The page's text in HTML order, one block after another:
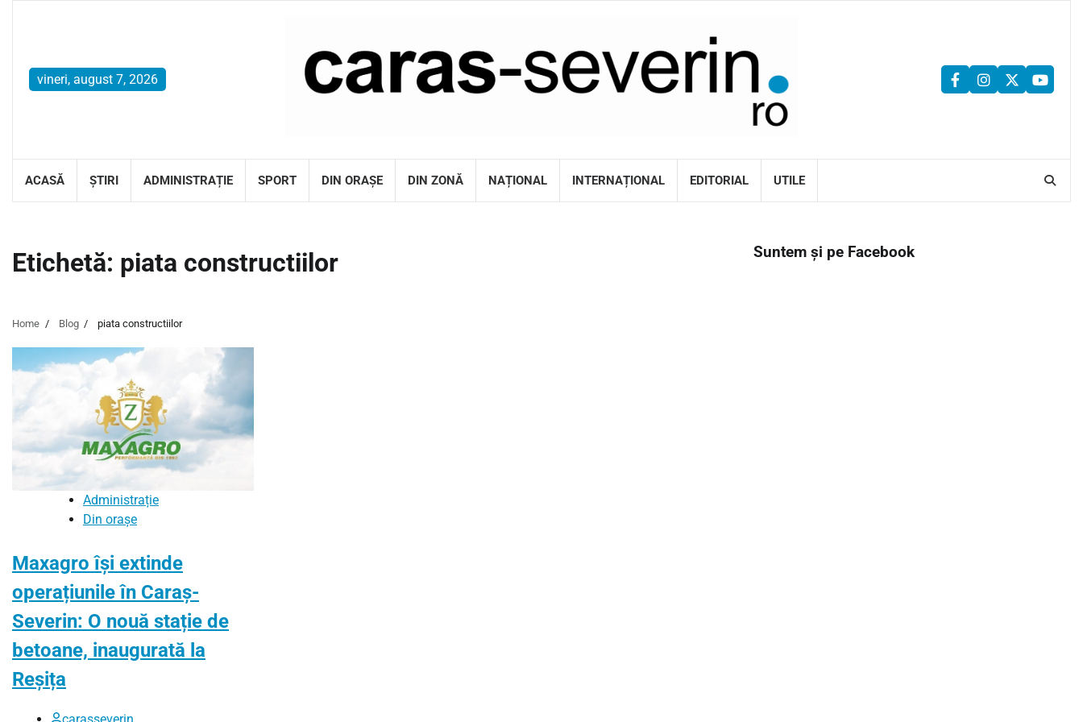
vineri, august 7, 2026
facebookinstagram
twitter
ACASĂ ȘTIRI ADMINISTRAȚIE SPORT DIN ORAȘE DIN ZONĂ NAȚIONAL INTERNAȚIONAL EDITORIAL UTILE
Etichetă: piata constructiilor
Home Blog piata constructiilor
Administrație
Din orașe
Maxagro își extinde
operațiunile în Caraș-
Severin: O nouă stație de
betoane, inaugurată la
Reșița
Suntem și pe Facebook